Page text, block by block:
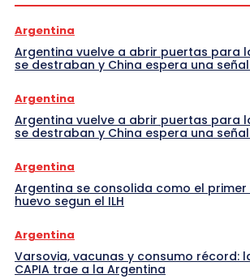
Argentina
Argentina vuelve a abrir puertas para
se destraban y China espera una
Argentina
Argentina vuelve a abrir puertas para
se destraban y China espera una
Argentina
Argentina se consolida como el
huevo segun el ILH
Argentina
Varsovia, vacunas y consumo récord:
CAPIA trae a la Argentina